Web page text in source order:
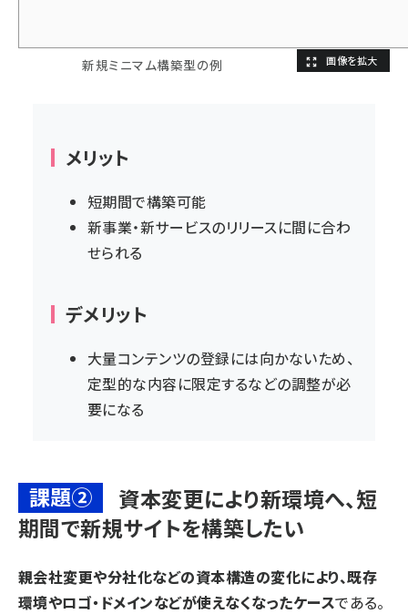
新規ミニマム構築型の例
メリット
短期間で構築可能
新事業・新サービスのリリースに間に合わ
せられる
デメリット
大量コンテンツの登録には向かないため、
定型的な内容に限定するなどの調整が必
要になる
課題②
資本変更により新環境へ、短
期間で新規サイトを構築したい
親会社変更や分社化などの資本構造の変化により、既存
環境やロゴ・ドメインなどが使えなくなったケースである。